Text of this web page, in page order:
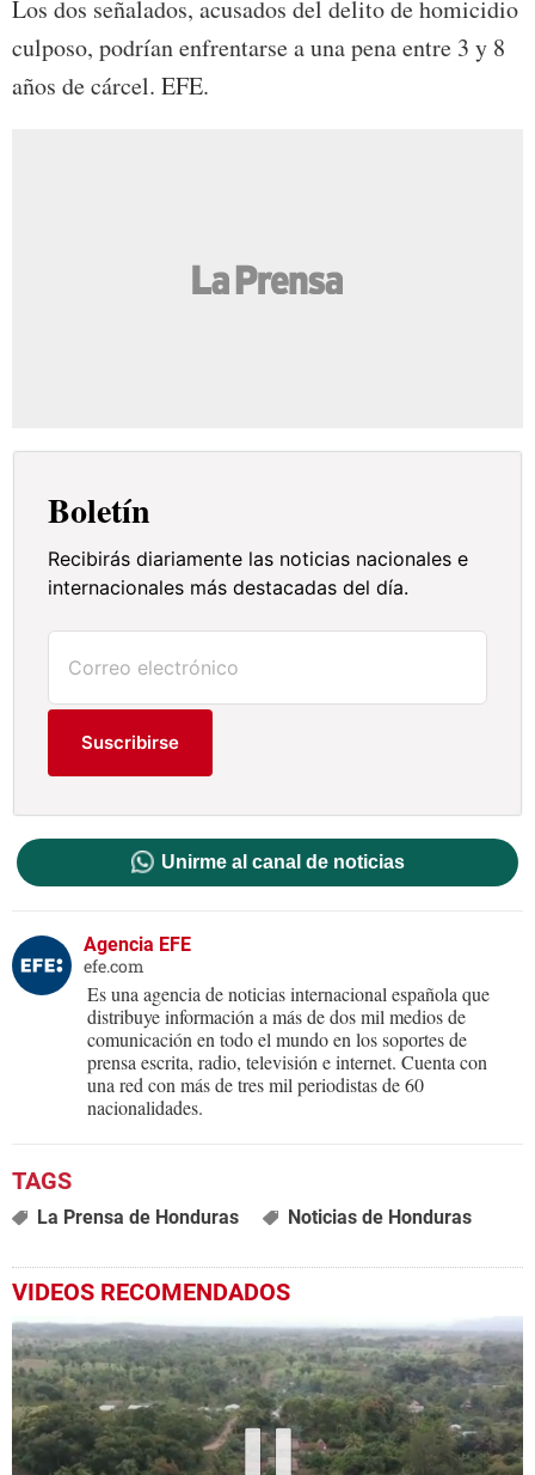
Los dos señalados, acusados del delito de homicidio
culposo, podrían enfrentarse a una pena entre 3 y 8
años de cárcel. EFE.
Boletín
Recibirás diariamente las noticias nacionales e
internacionales más destacadas del día.
Suscribirse
Unirme al canal de noticias
Agencia EFE
efe.com
Es una agencia de noticias internacional española que
distribuye información a más de dos mil medios de
comunicación en todo el mundo en los soportes de
prensa escrita, radio, televisión e internet. Cuenta con
una red con más de tres mil periodistas de 60
nacionalidades.
La Prensa de Honduras Noticias de Honduras
VIDEOS RECOMENDADOS